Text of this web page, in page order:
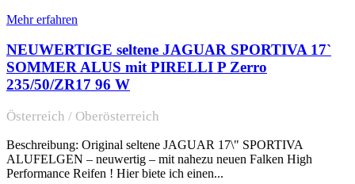
Mehr erfahren
NEUWERTIGE seltene JAGUAR SPORTIVA 17`
SOMMER ALUS mit PIRELLI P Zerro
235/50/ZR17 96 W
Österreich / Oberösterreich
Beschreibung: Original seltene JAGUAR 17\" SPORTIVA
ALUFELGEN – neuwertig – mit nahezu neuen Falken High
Performance Reifen ! Hier biete ich einen...